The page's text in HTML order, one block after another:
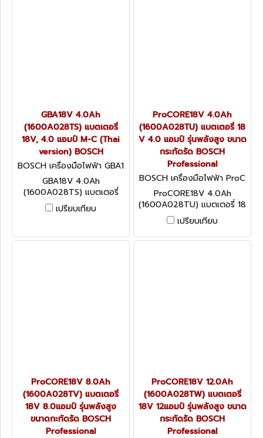
GBA18V 4.0Ah
(1600A028TS) แบตเตอรี่
18V, 4.0 แอมป์ M-C (Thai
version) BOSCH
BOSCH เครื่องมือไฟฟ้า GBA1
8V 4.0Ah (1600A028TS)
GBA18V 4.0Ah
(1600A028TS) แบตเตอรี่
18V, 4.0 แอมป์ M-C (Thai
version) BOSCH
เปรียบเทียบ
ProCORE18V 4.0Ah
(1600A028TU) แบตเตอรี่ 18
V 4.0 แอมป์ รุ่นพลังสูง ขนาด
กระทัดรัด BOSCH
Professional
BOSCH เครื่องมือไฟฟ้า ProC
ORE18V 4.0Ah (1600A028
TU)
ProCORE18V 4.0Ah
(1600A028TU) แบตเตอรี่ 18
V 4.0 แอมป์ รุ่นพลังสูง ขนาด
กระทัดรัด BOSCH
Professional
เปรียบเทียบ
ProCORE18V 8.0Ah
(1600A028TV) แบตเตอรี่
18V 8.0แอมป์ รุ่นพลังสูง
ขนาดกะทัดรัด BOSCH
Professional
ProCORE18V 12.0Ah
(1600A028TW) แบตเตอรี่
18V 12แอมป์ รุ่นพลังสูง ขนาด
กระทัดรัด BOSCH
Professional